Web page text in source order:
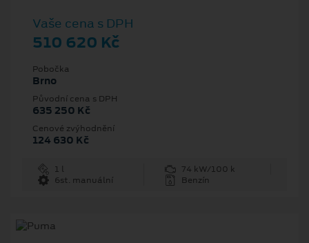
Vaše cena s DPH
510 620 Kč
Pobočka
Brno
Původní cena s DPH
635 250 Kč
Cenové zvýhodnění
124 630 Kč
1 l
74 kW/100 k
6st. manuální
Benzín